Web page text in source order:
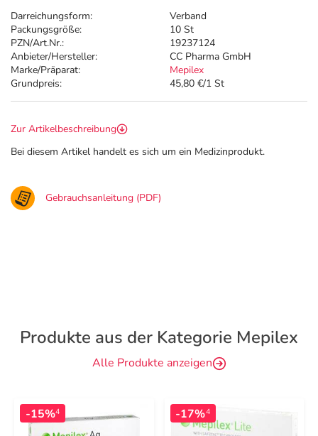
Darreichungsform:
Verband
Packungsgröße:
10 St
PZN/Art.Nr.:
19237124
Anbieter/Hersteller:
CC Pharma GmbH
Marke/Präparat:
Mepilex
Grundpreis:
45,80 €/1 St
Zur Artikelbeschreibung
Bei diesem Artikel handelt es sich um ein Medizinprodukt.
Gebrauchsanleitung (PDF)
Produkte aus der Kategorie Mepilex
Alle Produkte anzeigen
-15%4 -17%4